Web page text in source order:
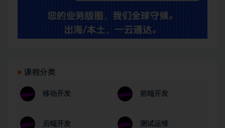
课程分类
移动开发 前端开发
后端开发 测试运维